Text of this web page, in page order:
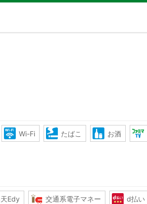
Wi-Fi たばこ お酒
Edy 交通系電子マネー d払い